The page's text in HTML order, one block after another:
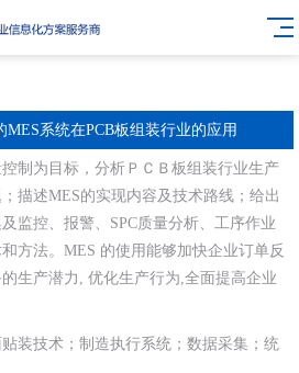
系统在PCB板组装行业的应用
控制为目标，分析ＰＣＢ板组装行业生产
描述MES的实现内容及技术路线；给出
监控、报警、SPC质量分析、工序作业
方法。MES 的使用能够加快企业订单反
生产潜力, 优化生产行为,全面提高企业
贴装技术；制造执行系统；数据采集；统